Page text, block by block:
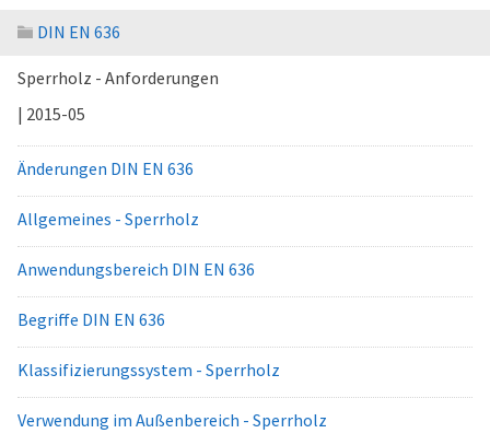
DIN EN 636
Sperrholz - Anforderungen
| 2015-05
Änderungen DIN EN 636
Allgemeines - Sperrholz
Anwendungsbereich DIN EN 636
Begriffe DIN EN 636
Klassifizierungssystem - Sperrholz
Verwendung im Außenbereich - Sperrholz